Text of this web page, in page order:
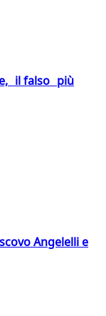
il falso più
Angelelli e